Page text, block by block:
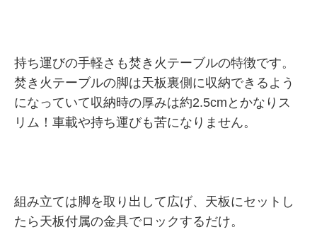
持ち運びの手軽さも焚き火テーブルの特徴です。
焚き火テーブルの脚は天板裏側に収納できるよう
になっていて収納時の厚みは約2.5cmとかなりス
リム！車載や持ち運びも苦になりません。
組み立ては脚を取り出して広げ、天板にセットし
たら天板付属の金具でロックするだけ。